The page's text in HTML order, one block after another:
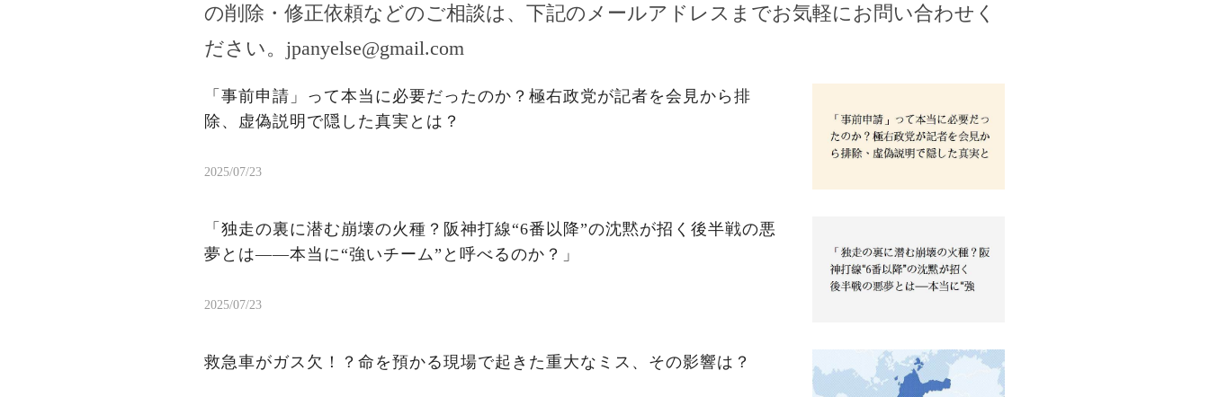
の削除・修正依頼などのご相談は、下記のメールアドレスまでお気軽にお問い合わせく
ださい。 jpanyelse@gmail.com
「事前申請」って本当に必要だったのか？極右政党が記者を会見から排
除、虚偽説明で隠した真実とは？
2025/07/23
「独走の裏に潜む崩壊の火種？阪神打線“6番以降”の沈黙が招く後半戦の悪
夢とは——本当に“強いチーム”と呼べるのか？」
2025/07/23
救急車がガス欠！？命を預かる現場で起きた重大なミス、その影響は？